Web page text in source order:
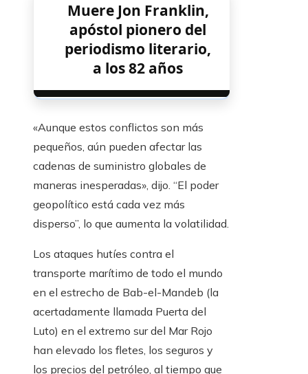
Muere Jon Franklin,
apóstol pionero del
periodismo literario,
a los 82 años
«Aunque estos conflictos son más
pequeños, aún pueden afectar las
cadenas de suministro globales de
maneras inesperadas», dijo. “El poder
geopolítico está cada vez más
disperso”, lo que aumenta la volatilidad.
Los ataques hutíes contra el
transporte marítimo de todo el mundo
en el estrecho de Bab-el-Mandeb (la
acertadamente llamada Puerta del
Luto) en el extremo sur del Mar Rojo
han elevado los fletes, los seguros y
los precios del petróleo, al tiempo que